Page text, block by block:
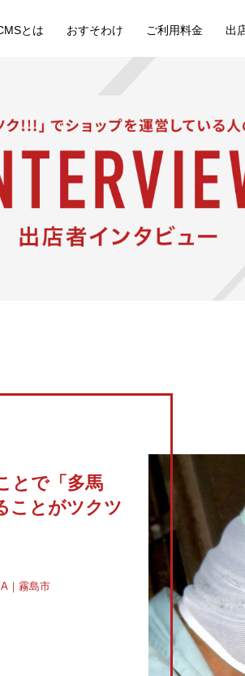
とは おすそわけ ご利用料金 出
とで「多馬
ことがツクツ
｜霧島市